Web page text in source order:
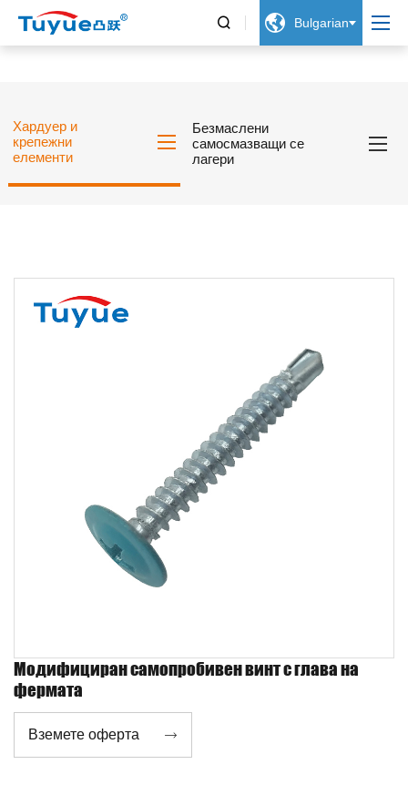
  Bulgarian
Хардуер и
крепежни
елементи
Безмаслени
самосмазващи се
лагери
Модифициран самопробивен винт с глава на
фермата
Вземете оферта 